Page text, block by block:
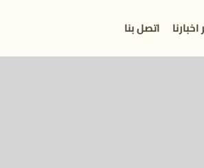
اخبارنا اتصل بنا